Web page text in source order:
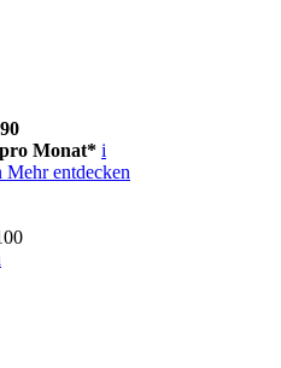
Monat* i
Mehr entdecken